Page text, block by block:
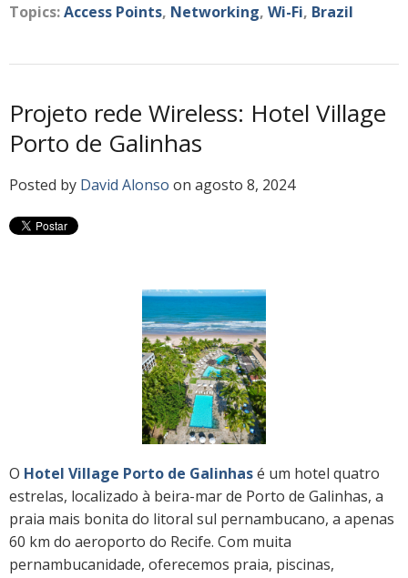
Topics:Access Points, Networking, Wi-Fi, Brazil
Projeto rede Wireless: Hotel Village
Porto de Galinhas
Posted by David Alonso on agosto 8, 2024
O Hotel Village Porto de Galinhasé um hotel quatro
estrelas, localizado à beira-mar de Porto de Galinhas, a
praia mais bonita do litoral sul pernambucano, a apenas
60 km do aeroporto do Recife. Com muita
pernambucanidade, oferecemos praia, piscinas,